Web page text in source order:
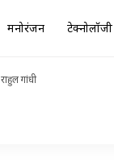
मनोरंजन टेक्नोलॉजी
राहुल गांधी